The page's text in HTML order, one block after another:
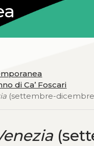
di Ca’ Foscari
(settembre-